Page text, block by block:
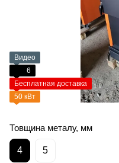
Видео
6
Бесплатная доставка
50 кВт
Товщина металу, мм
4 5